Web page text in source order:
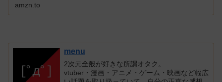
amzn.to
menu
2次元全般が好きな所謂オタク。
vtuber・漫画・アニメ・ゲーム・映画など幅広